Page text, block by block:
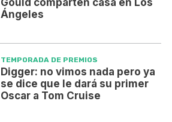
Ángeles
TEMPORADA DE PREMIOS
Digger: no vimos nada pero ya
se dice que le dará su primer
Oscar a Tom Cruise